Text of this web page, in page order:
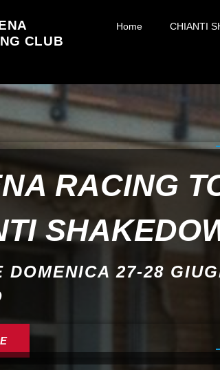
CLUB
Home CHIANTI
RACING
DOMENICA 27-28